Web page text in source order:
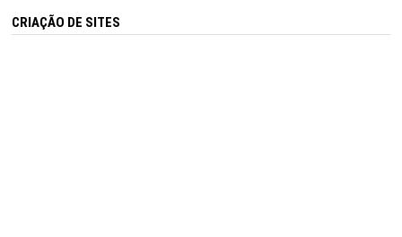
CRIAÇÃO DE SITES